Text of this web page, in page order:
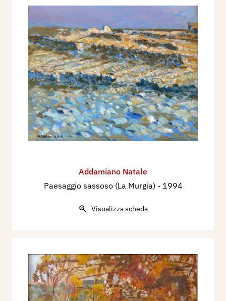
Addamiano Natale
Paesaggio sassoso (La Murgia) - 1994
Visualizza scheda